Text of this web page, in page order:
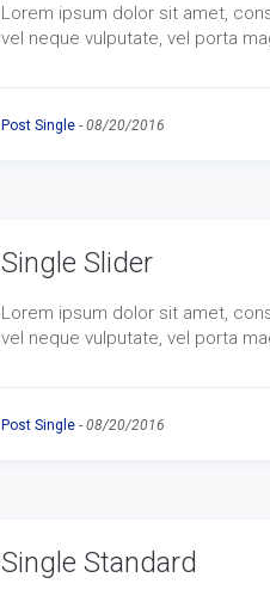
Lorem ipsum dolor sit amet,
vel neque vulputate, vel porta
Post Single - 08/20/2016
Single Slider
Lorem ipsum dolor sit amet,
vel neque vulputate, vel porta
Post Single - 08/20/2016
Single Standard